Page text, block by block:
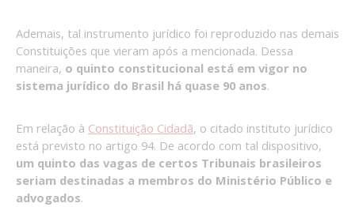
Ademais, tal instrumento jurídico foi reproduzido nas demais
Constituições que vieram após a mencionada. Dessa
maneira, o quinto constitucional está em vigor no
sistema jurídico do Brasil há quase 90 anos.
Em relação à Constituição Cidadã, o citado instituto jurídico
está previsto no artigo 94. De acordo com tal dispositivo,
um quinto das vagas de certos Tribunais brasileiros
seriam destinadas a membros do Ministério Público e
advogados.